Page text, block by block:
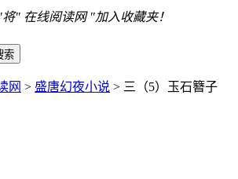
" 在线阅读网 "加入收藏夹！
网 > 盛唐幻夜小说 > 三（5）玉石簪子